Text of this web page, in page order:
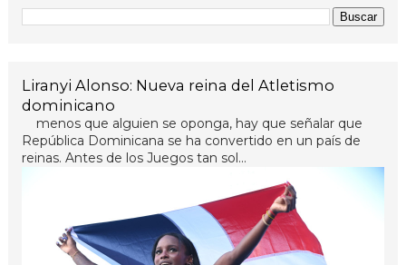
Liranyi Alonso: Nueva reina del Atletismo
dominicano
menos que alguien se oponga, hay que señalar que
República Dominicana se ha convertido en un país de
reinas. Antes de los Juegos tan sol...